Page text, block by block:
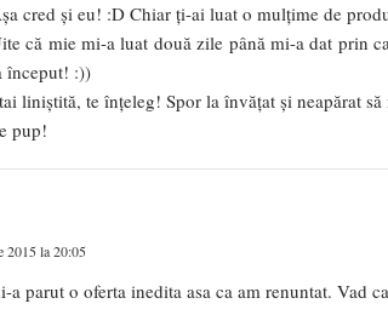
cred și eu! :D Chiar ți-ai luat o mulțime de
că mie mi-a luat două zile până mi-a dat prin
început! :))
liniștită, te înțeleg! Spor la învățat și neapărat
pup!
2015 la 20:05
a parut o oferta inedita asa ca am renuntat. Vad